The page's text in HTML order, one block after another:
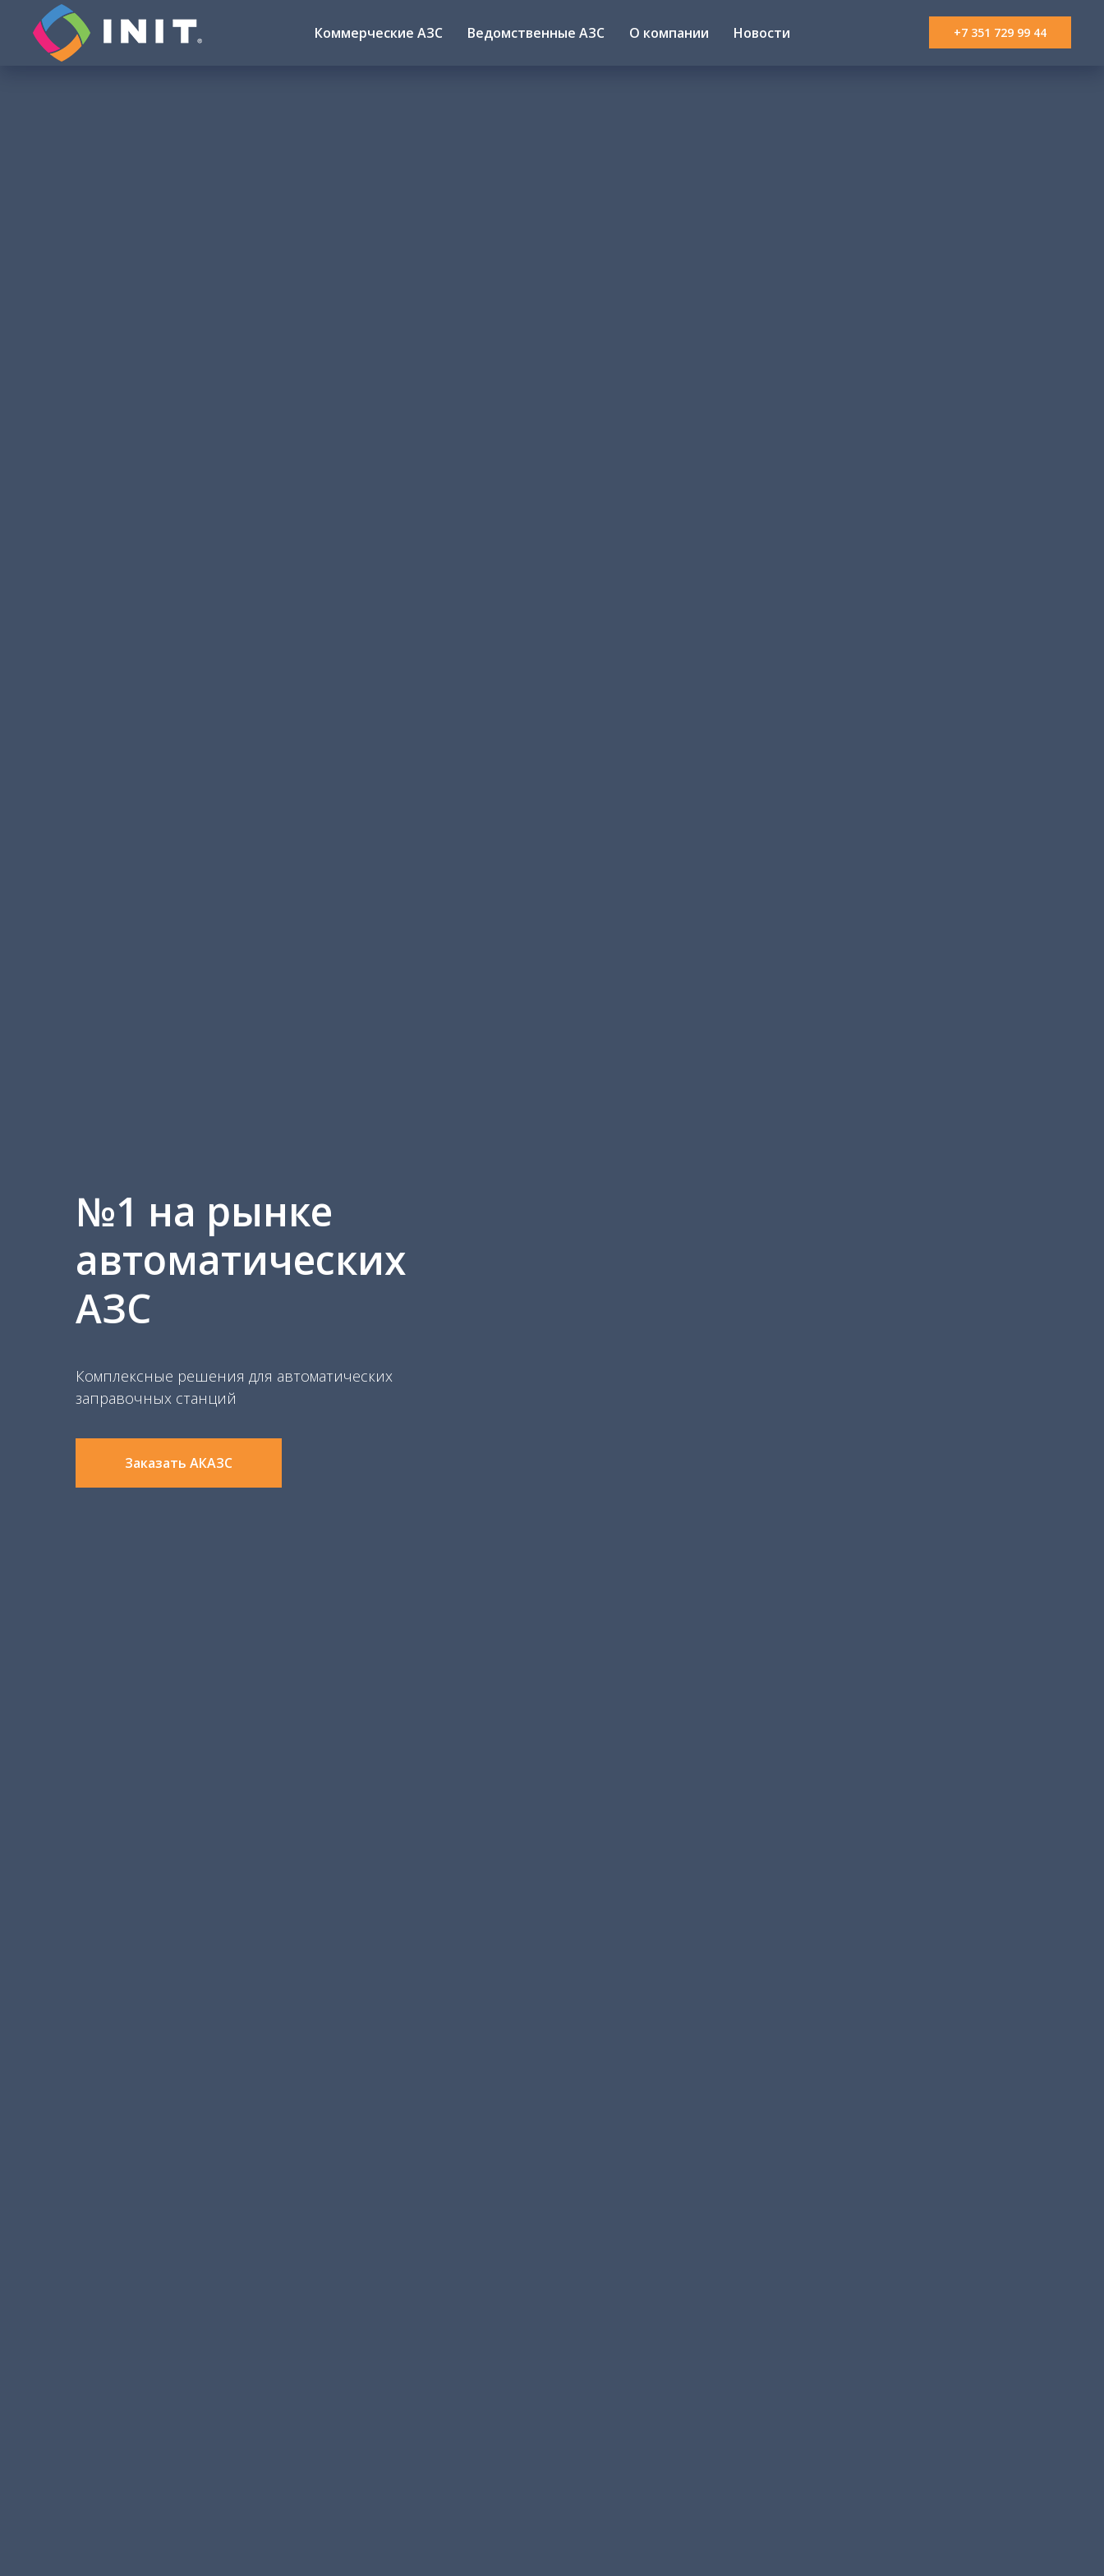
Коммерческие АЗС Ведомственные АЗС О компании Новости +7 351 729 99 44
№1 на рынке
автоматических
АЗС
Комплексные решения для автоматических
заправочных станций
Заказать АКАЗС